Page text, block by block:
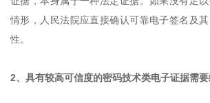
情形，人民法院应直接确认可靠电子签名及
性。
2、具有较高可信度的密码技术类电子证据需